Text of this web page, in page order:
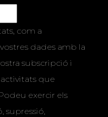
com a
dades amb la
subscripció i
que
exercir els
supressió,